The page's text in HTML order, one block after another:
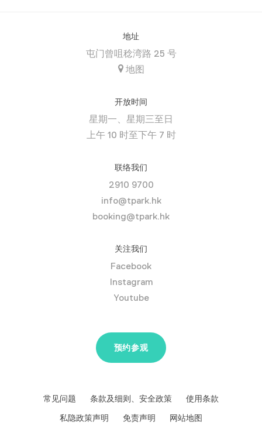
地址
屯门曾咀稔湾路 25 号
地图
开放时间
星期一、星期三至日
上午 10 时至下午 7 时
联络我们
2910 9700
info@tpark.hk
booking@tpark.hk
关注我们
Facebook
Instagram
Youtube
预约参观
常见问题 条款及细则、安全政策 使用条款
私隐政策声明 免责声明 网站地图